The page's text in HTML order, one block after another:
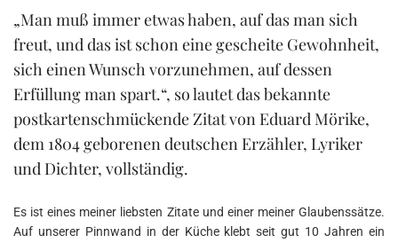
„Man muß immer etwas haben, auf das man sich
freut, und das ist schon eine gescheite Gewohnheit,
sich einen Wunsch vorzunehmen, auf dessen
Erfüllung man spart.“, so lautet das bekannte
postkartenschmückende Zitat von Eduard Mörike,
dem 1804 geborenen deutschen Erzähler, Lyriker
und Dichter, vollständig.
Es ist eines meiner liebsten Zitate und einer meiner Glaubenssätze.
Auf unserer Pinnwand in der Küche klebt seit gut 10 Jahren ein